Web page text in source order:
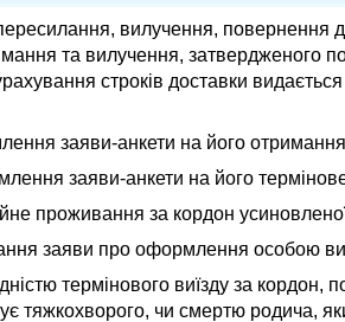
вилучення, повернення
та вилучення, затвердженого
строків доставки
заяви-анкети на його
заяви-анкети на його
проживання за кордон
заяви про оформлення особою
термінового виїзду за
тяжкохворого, чи смертю родича,